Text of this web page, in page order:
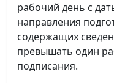
рабочий день с
направления
содержащих
превышать один
подписания.